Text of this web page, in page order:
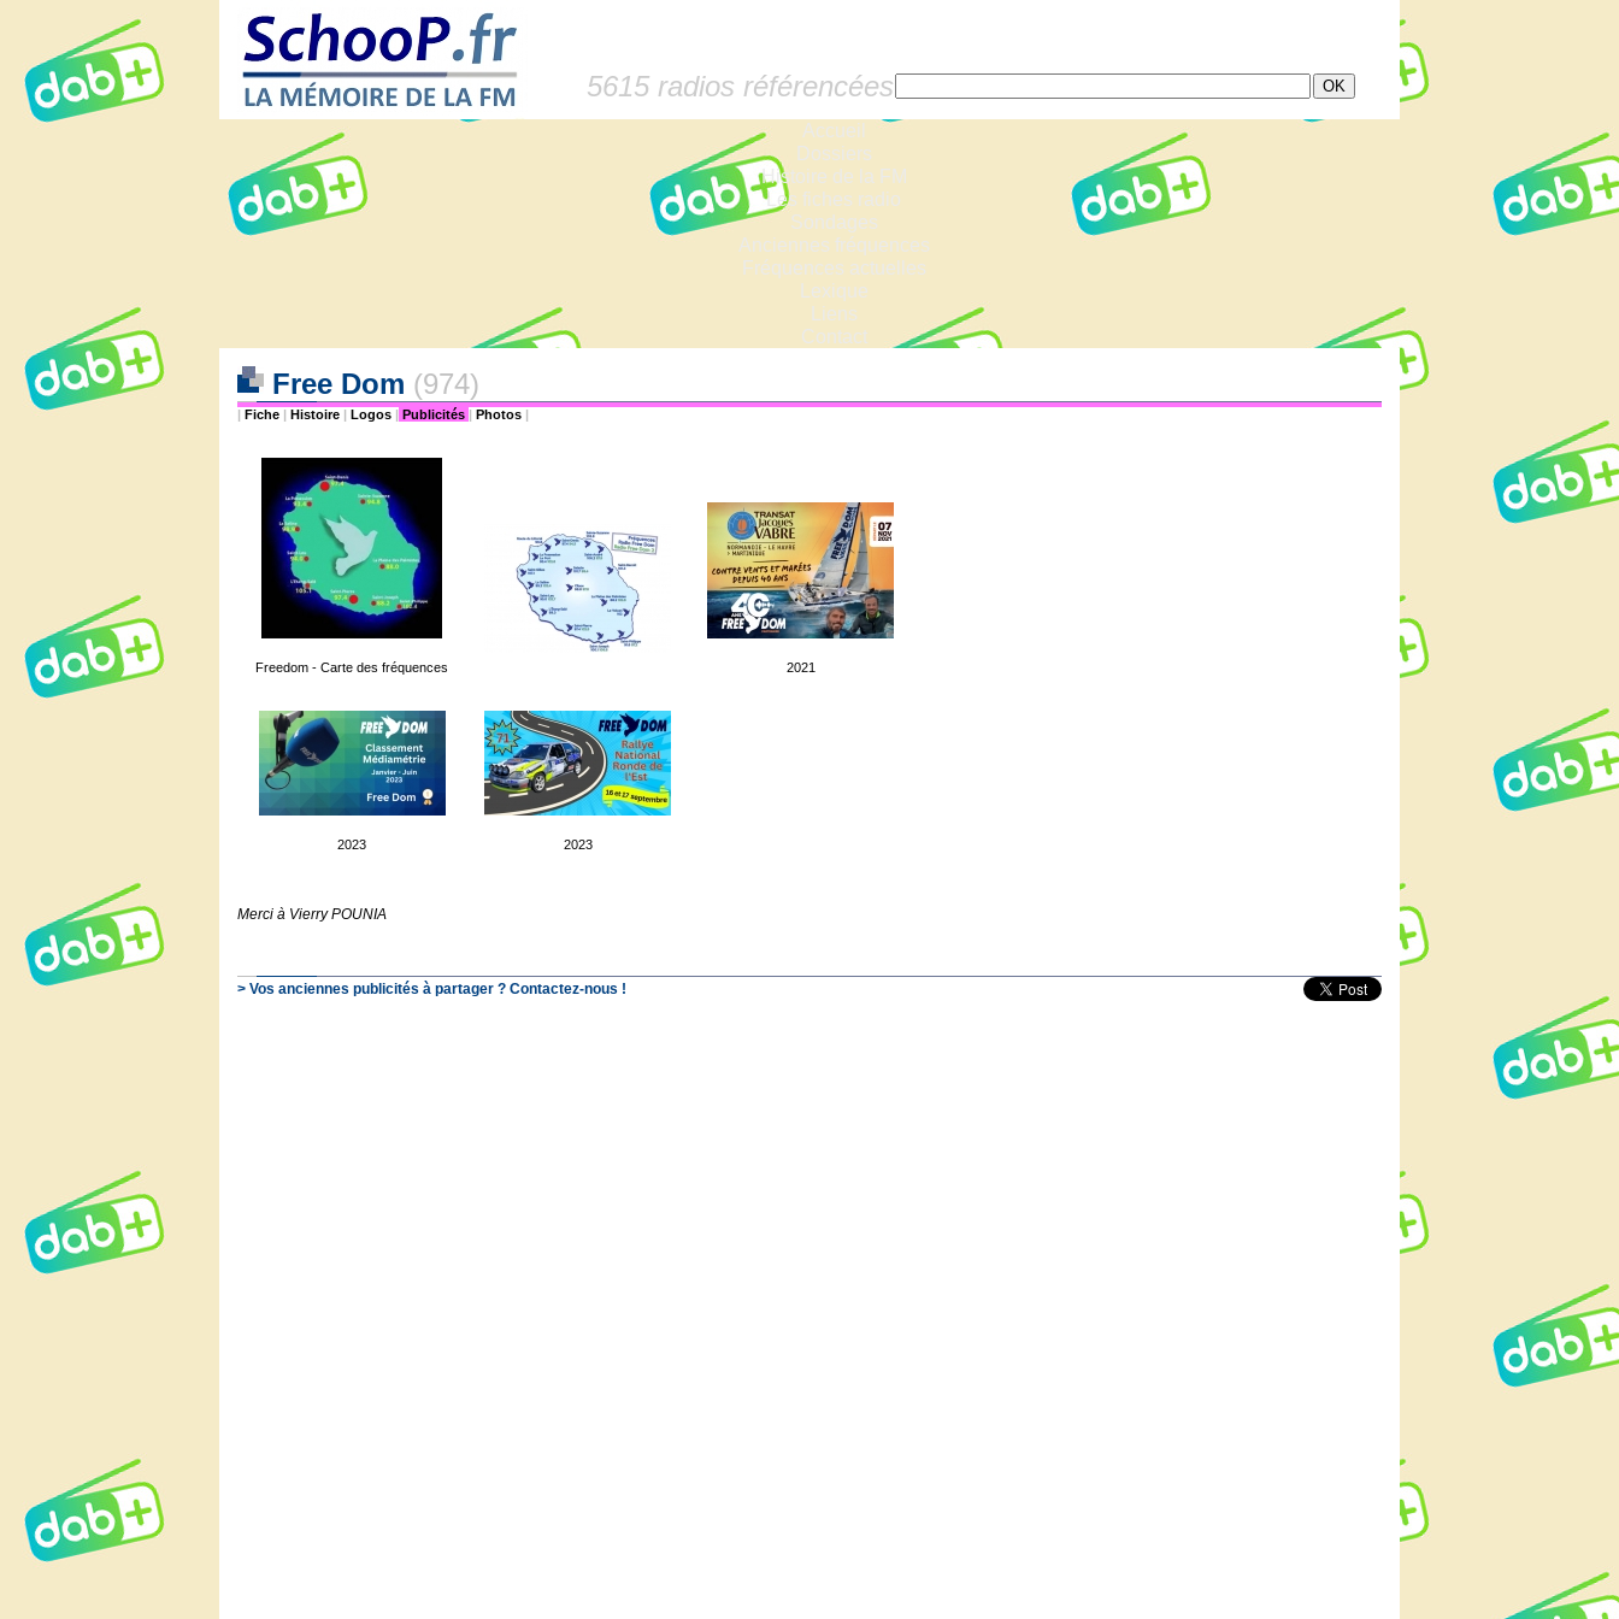
5615 radios référencées
Accueil
Dossiers
Histoire de la FM
Les fiches radio
Sondages
Anciennes fréquences
Fréquences actuelles
Lexique
Liens
Contact
Free Dom (974)
| Fiche | Histoire | Logos | Publicités | Photos |
Freedom - Carte des fréquences 2021
2023 2023
Merci à Vierry POUNIA
> Vos anciennes publicités à partager ? Contactez-nous !